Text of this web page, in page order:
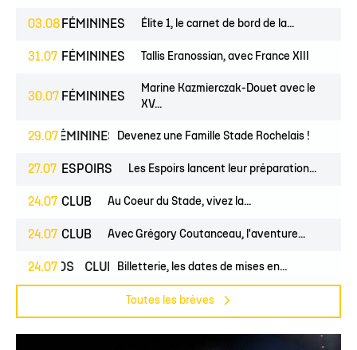
03.08 FÉMININES Élite 1, le carnet de bord de la...
31.07 FÉMININES Tallis Eranossian, avec France XIII
30.07 FÉMININES
Marine Kazmierczak-Douet avec le
XV...
29.07
FÉMININES CLUB
Devenez une Famille Stade Rochelais !
27.07 ESPOIRS Les Espoirs lancent leur préparation...
24.07 CLUB Au Coeur du Stade, vivez la...
24.07 CLUB Avec Grégory Coutanceau, l'aventure...
24.07
PROS CLUB Billetterie, les dates de mises en...
Toutes les brèves